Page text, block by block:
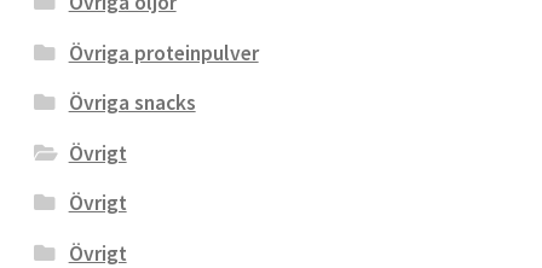
Övriga proteinpulver
Övriga snacks
Övrigt
Övrigt
Övrigt